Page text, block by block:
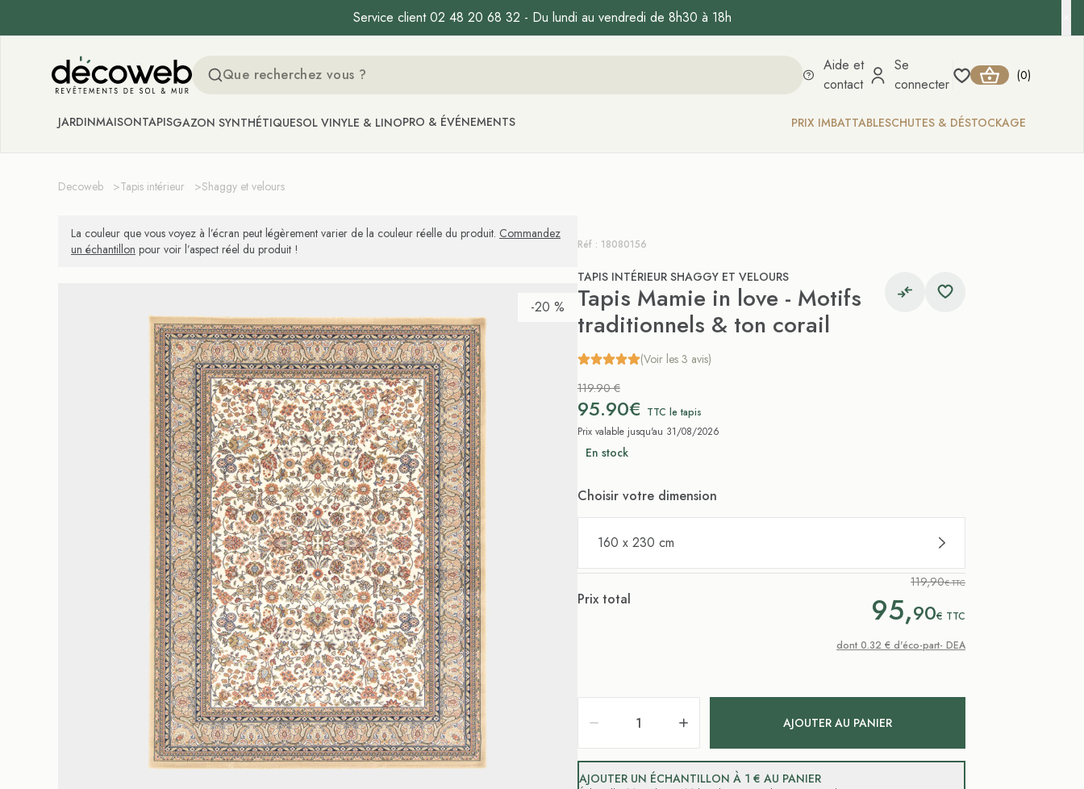
Service client 02 48 20 68 32 - Du lundi au vendredi de 8h30 à 18h
Decoweb
Aide et
contact
Se
connecter
(0)
JARDINMAISONTAPISGAZON SYNTHÉTIQUESOL VINYLE & LINOPRO & ÉVÉNEMENTS PRIX IMBATTABLESCHUTES & DÉSTOCKAGE
Decoweb >Tapis intérieur >Shaggy et velours
La couleur que vous voyez à l’écran peut légèrement varier de la couleur réelle du produit. Commandez
un échantillon pour voir l’aspect réel du produit !
-20 %
Réf : 18080156
TAPIS INTÉRIEUR SHAGGY ET VELOURS
Tapis Mamie in love - Motifs
traditionnels & ton corail
(Voir les 3 avis)
119.90 €
95.90€ TTC le tapis
Prix valable jusqu'au 31/08/2026
En stock
Choisir votre dimension
160 x 230 cm
Prix total
119,90€ TTC
95,90€ TTC
dont 0.32 € d'éco-part- DEA
AJOUTER AU PANIER
AJOUTER UN ÉCHANTILLON À 1 € AU PANIER